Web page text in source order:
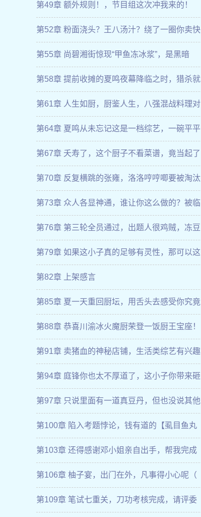
第49章 额外规则！，节目组这次冲我来的！
第52章 粉面浇头？王八汤汁？绕了一圈你卖快
第55章 尚碧湘街惊现“甲鱼冻冰浆”，是黑暗
第58章 提前收摊的夏鸣夜幕降临之时，猎杀就
第61章 人生如厨，厨鉴人生，八强混战料理对
第64章 夏鸣从未忘记这是一档综艺，一碗平平
第67章 夭寿了，这个厨子不看菜谱，竟当起了
第70章 反复横跳的张雍，洛洛哼哼唧要被淘汰
第73章 众人各显神通，谁让你这么做的？被临
第76章 第三轮全员通过，出题人很鸡贼，冻豆
第79章 如果这小子真的足够有灵性，那可以这
第82章 上架感言
第85章 夏一天重回厨坛，用舌头去感受你究竟
第88章 恭喜川渝冰火魔厨荣登一饭厨王宝座！
第91章 卖猪血的神秘店铺，生活类综艺有兴趣
第94章 庭锋你也太不厚道了，这小子你带来砸
第97章 只说里面有一道真豆丹，但也没说其他
第100章 陷入考题悖论，钱有道的【虱目鱼丸
第103章 还得感谢邓小姐亲自出手，帮我完成
第106章 柚子宴，出门在外，凡事得小心呢（
第109章 笔试七重关，刀功考核完成，请评委